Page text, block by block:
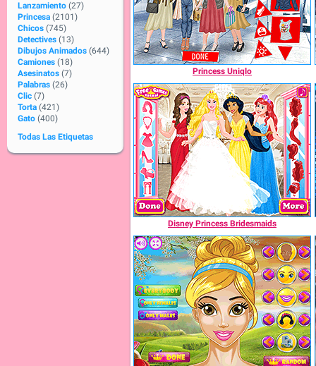
Lanzamiento (27)
Princesa (2101)
Chicos (745)
Detectives (13)
Dibujos Animados (644)
Camiones (18)
Asesinatos (7)
Palabras (26)
Clic (7)
Torta (421)
Gato (400)
Todas Las Etiquetas
Princess Uniqlo
Disney Princess Bridesmaids